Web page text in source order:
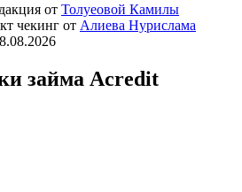
от Толуеовой Камилы
чекинг от Алиева Нурислама
8.08.2026
займа Acredit